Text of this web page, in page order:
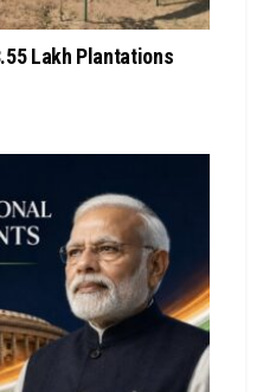
Lakh Plantations